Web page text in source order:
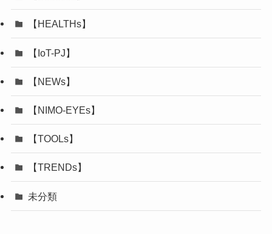
【HEALTHs】
【IoT-PJ】
【NEWs】
【NIMO-EYEs】
【TOOLs】
【TRENDs】
未分類